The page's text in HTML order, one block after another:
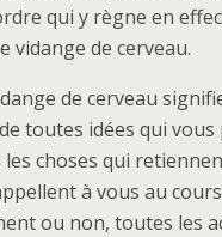
qui y règne en
vidange de cerveau.
de cerveau
toutes idées qui
choses qui
à vous au
ou non, toutes les